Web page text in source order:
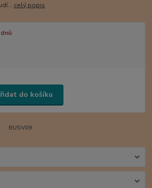
celý popis
do košíku
BUSV09